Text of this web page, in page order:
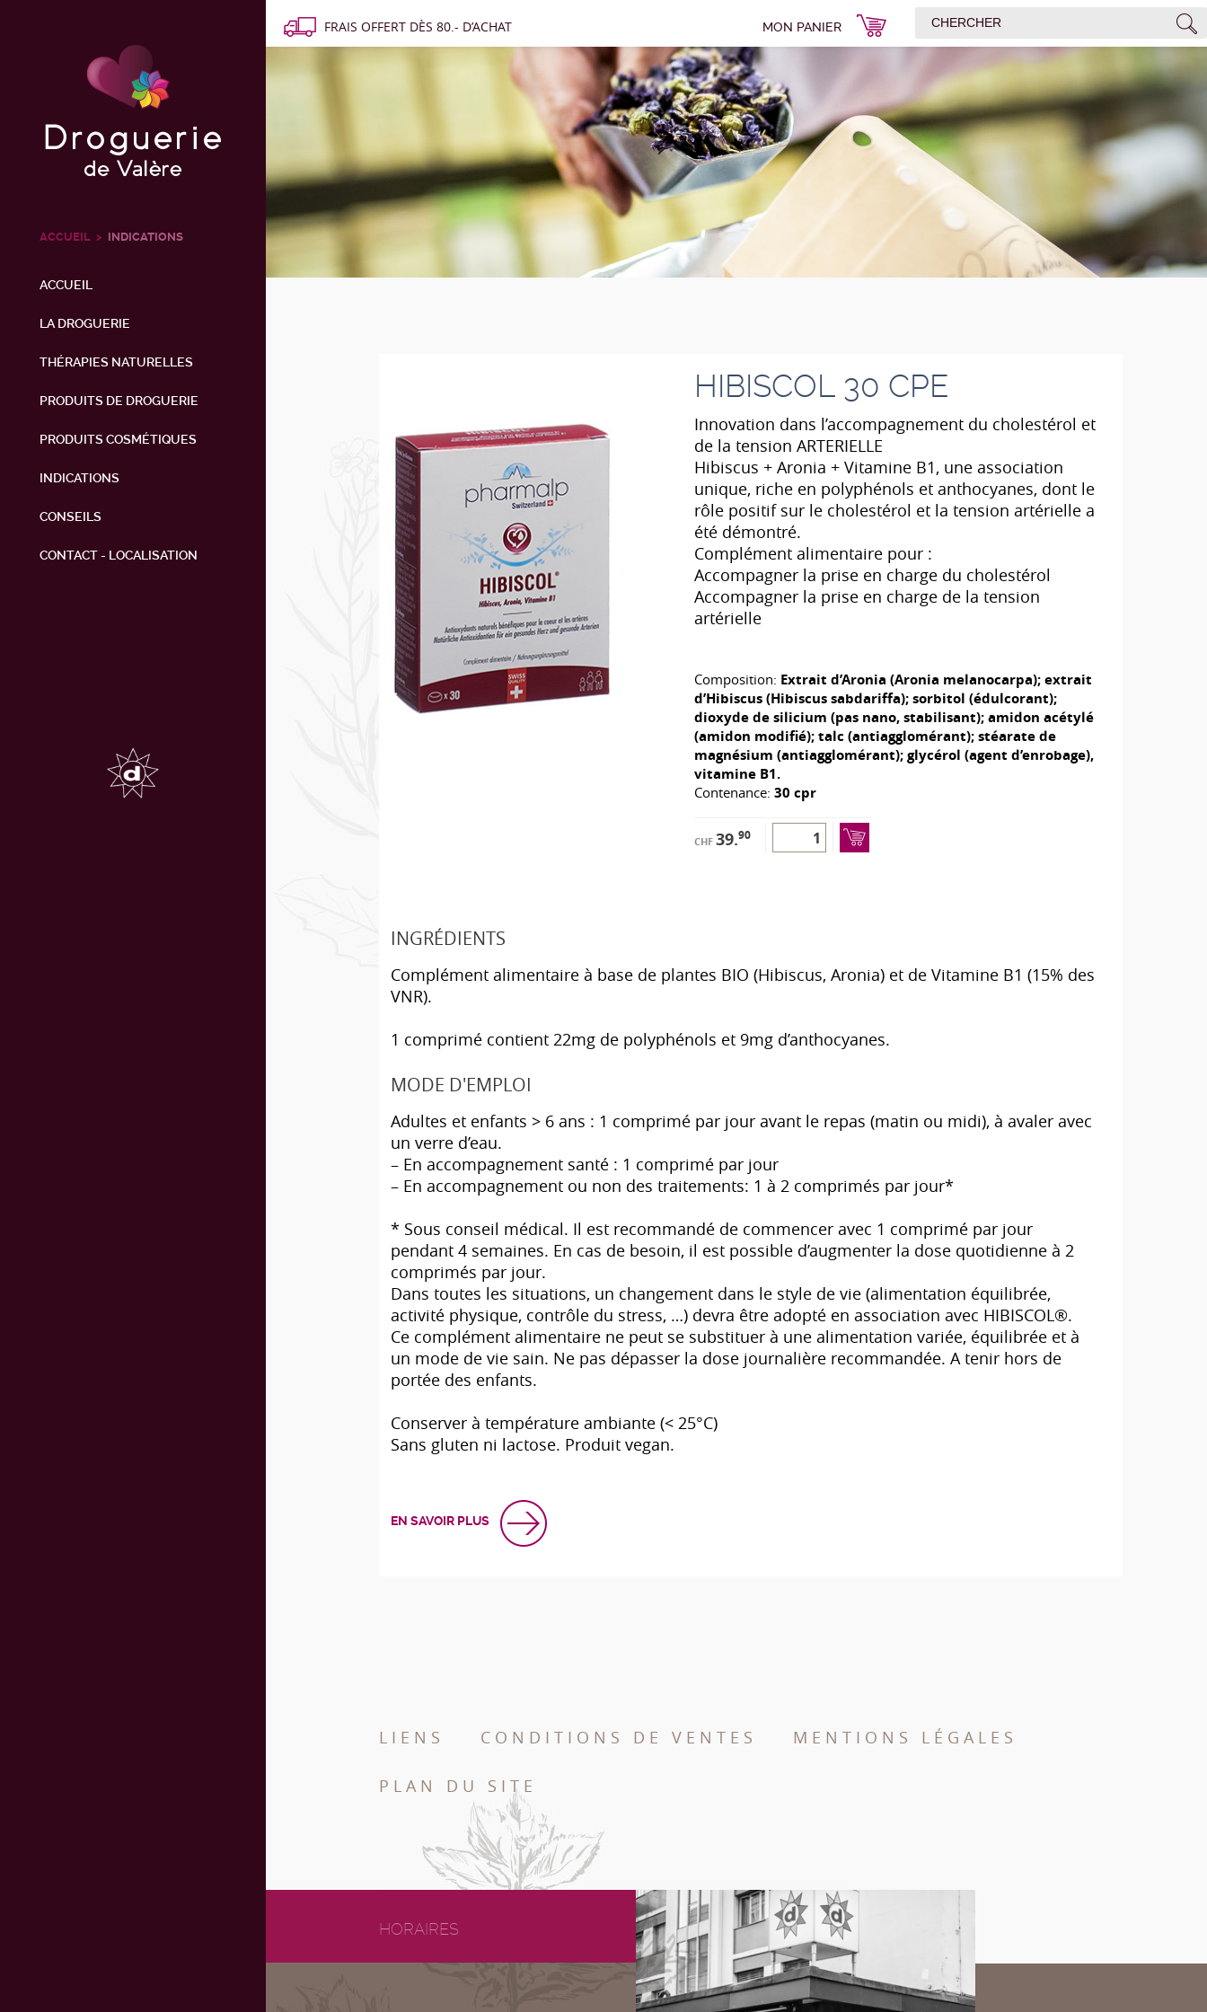
ACCUEIL INDICATIONS
ACCUEIL
LA DROGUERIE
THÉRAPIES NATURELLES
PRODUITS DE DROGUERIE
PRODUITS COSMÉTIQUES
INDICATIONS
CONSEILS
CONTACT - LOCALISATION
FRAIS OFFERT DÈS 80.- D’ACHAT MON PANIER
HIBISCOL 30 CPE
Innovation dans l’accompagnement du cholestérol et
de la tension ARTERIELLE
Hibiscus + Aronia + Vitamine B1, une association
unique, riche en polyphénols et anthocyanes, dont le
rôle positif sur le cholestérol et la tension artérielle a
été démontré.
Complément alimentaire pour :
Accompagner la prise en charge du cholestérol
Accompagner la prise en charge de la tension
artérielle
Composition: Extrait d’Aronia (Aronia melanocarpa); extrait
d’Hibiscus (Hibiscus sabdariffa); sorbitol (édulcorant);
dioxyde de silicium (pas nano, stabilisant); amidon acétylé
(amidon modifié); talc (antiagglomérant); stéarate de
magnésium (antiagglomérant); glycérol (agent d’enrobage),
vitamine B1.
Contenance: 30 cpr
CHF 39.90
INGRÉDIENTS
Complément alimentaire à base de plantes BIO (Hibiscus, Aronia) et de Vitamine B1 (15% des
VNR).
1 comprimé contient 22mg de polyphénols et 9mg d’anthocyanes.
MODE D'EMPLOI
Adultes et enfants > 6 ans : 1 comprimé par jour avant le repas (matin ou midi), à avaler avec
un verre d’eau.
– En accompagnement santé : 1 comprimé par jour
– En accompagnement ou non des traitements: 1 à 2 comprimés par jour*
* Sous conseil médical. Il est recommandé de commencer avec 1 comprimé par jour
pendant 4 semaines. En cas de besoin, il est possible d’augmenter la dose quotidienne à 2
comprimés par jour.
Dans toutes les situations, un changement dans le style de vie (alimentation équilibrée,
activité physique, contrôle du stress, …) devra être adopté en association avec HIBISCOL®.
Ce complément alimentaire ne peut se substituer à une alimentation variée, équilibrée et à
un mode de vie sain. Ne pas dépasser la dose journalière recommandée. A tenir hors de
portée des enfants.
Conserver à température ambiante (< 25°C)
Sans gluten ni lactose. Produit vegan.
EN SAVOIR PLUS
LIENS CONDITIONS DE VENTES MENTIONS LÉGALES
PLAN DU SITE
HORAIRES